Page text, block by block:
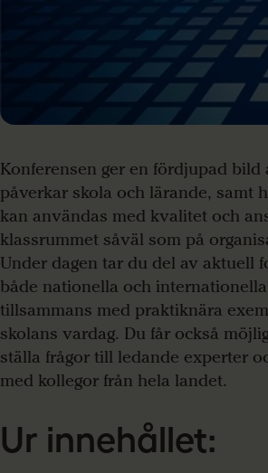
Konferensen ger en fördjupad bild
påverkar skola och lärande, samt
kan användas med kvalitet och
klassrummet såväl som på
Under dagen tar du del av aktuell
både nationella och
tillsammans med praktiknära
skolans vardag. Du får också
ställa frågor till ledande experter
med kollegor från hela landet.
Ur innehållet: